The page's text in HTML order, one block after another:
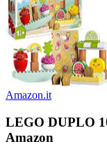
Amazon.it
LEGO DUPLO
Amazon